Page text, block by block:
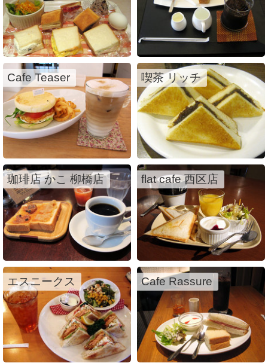
Cafe Teaser 喫茶 リッチ
珈琲店 かこ 柳橋店 flat cafe 西区店
エスニークス Cafe Rassure